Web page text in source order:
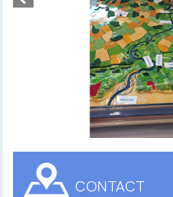
CONTACT